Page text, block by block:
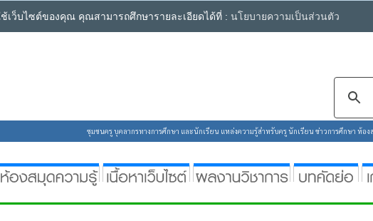
ว็บไซต์ของคุณ คุณสามารถศึกษารายละเอียดได้ที่ : นโยบายความเป็นส่วนตัว
ชุมชนครู บุคลากรทางการศึกษา และนักเรียน แหล่งความรู้สำหรับครู นักเรียน ข่าวการศึกษา ห้